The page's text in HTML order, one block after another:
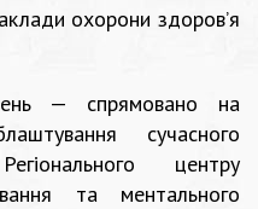
охорони здоров’я
— спрямовано на
сучасного
центру
та ментального